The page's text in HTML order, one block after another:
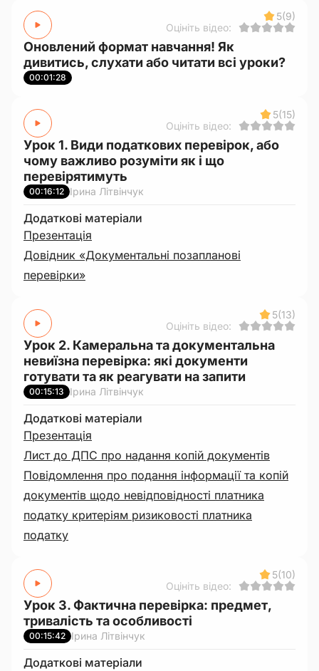
5(9)
Оцініть відео:
Оновлений формат навчання! Як
дивитись, слухати або читати всі уроки?
00:01:28
5(15)
Оцініть відео:
Урок 1. Види податкових перевірок, або
чому важливо розуміти як і що
перевірятимуть
00:16:12 Ірина Літвінчук
Додаткові матеріали
Презентація
Довідник «Документальні позапланові
перевірки»
5(13)
Оцініть відео:
Урок 2. Камеральна та документальна
невиїзна перевірка: які документи
готувати та як реагувати на запити
00:15:13 Ірина Літвінчук
Додаткові матеріали
Презентація
Лист до ДПС про надання копій документів
Повідомлення про подання інформації та копій
документів щодо невідповідності платника
податку критеріям ризиковості платника
податку
5(10)
Оцініть відео:
Урок 3. Фактична перевірка: предмет,
тривалість та особливості
00:15:42 Ірина Літвінчук
Додаткові матеріали